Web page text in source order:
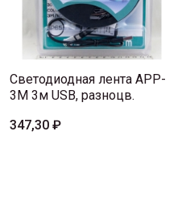
Светодиодная лента APP-
3M 3м USB, разноцв.
347,30 ₽